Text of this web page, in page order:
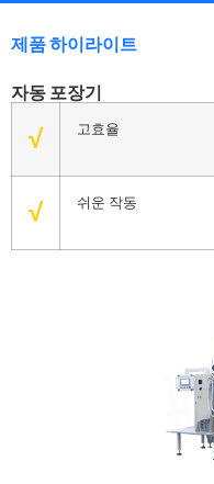
제품 하이라이트
자동 포장기
√ 고효율
√ 쉬운 작동